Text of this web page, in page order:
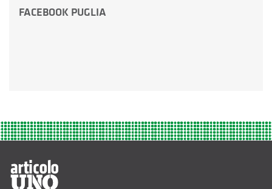
FACEBOOK PUGLIA